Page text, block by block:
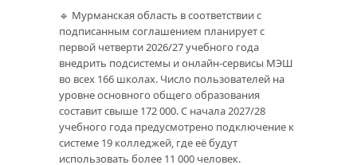
🔹 Мурманская область в соответствии с
подписанным соглашением планирует с
первой четверти 2026/27 учебного года
внедрить подсистемы и онлайн-сервисы МЭШ
во всех 166 школах. Число пользователей на
уровне основного общего образования
составит свыше 172 000. С начала 2027/28
учебного года предусмотрено подключение к
системе 19 колледжей, где её будут
использовать более 11 000 человек.